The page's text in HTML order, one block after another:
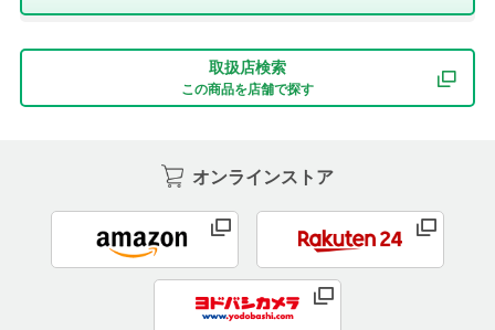
取扱店検索
この商品を店舗で探す
オンラインストア